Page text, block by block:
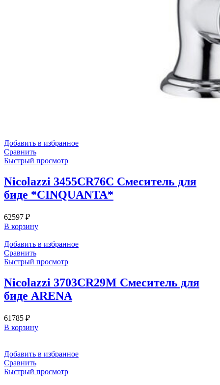
Добавить в избранное
Сравнить
Быстрый просмотр
Nicolazzi 3455CR76C Смеситель для
биде *CINQUANTA*
62597 ₽
В корзину
Добавить в избранное
Сравнить
Быстрый просмотр
Nicolazzi 3703CR29M Смеситель для
биде ARENA
61785 ₽
В корзину
Добавить в избранное
Сравнить
Быстрый просмотр